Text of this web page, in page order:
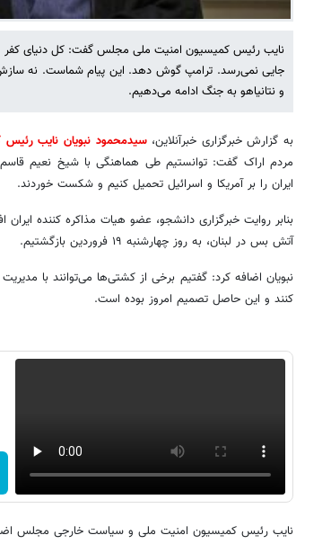
نایب رئیس کمیسیون امنیت ملی مجلس گفت: کل دنیای کفر
جایی نمی‌رسد. ترامپ گوش دهد. این پیام شماست. نه سازش،
و نتانیاهو به جنگ ادامه می‌دهیم.
به گزارش خبرگزاری خبرآنلاین،سیدمحمود نبویان نایب
مردم اراک گفت: توانستیم طی هماهنگی با شیخ نعیم قاسم
ایران را بر آمریکا و اسرائیل تحمیل کنیم و شکست خوردند.
بنابر روایت خبرگزاری دانشجو، عضو هیات مذاکره کننده
آتش بس در لبنان، به روز چهارشنبه ۱۹ فروردین بازگشتیم.
نبویان اضافه کرد: گفتیم برخی از کشتی‌ها می‌توانند با
کنند و این حاصل تصمیم امروز بوده است.
نایب رئیس کمیسیون امنیت ملی و سیاست خارجی مجلس